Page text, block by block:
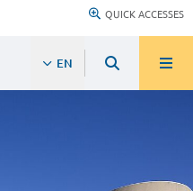
QUICK ACCESSES
EN